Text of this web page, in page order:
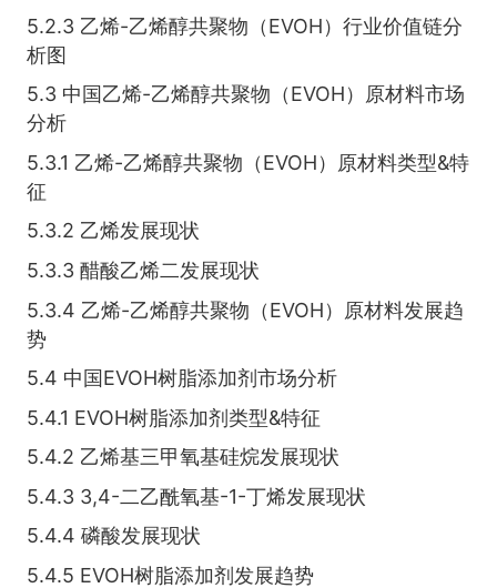
5.2.3 乙烯-乙烯醇共聚物（EVOH）行业价值链分
析图
5.3 中国乙烯-乙烯醇共聚物（EVOH）原材料市场
分析
5.3.1 乙烯-乙烯醇共聚物（EVOH）原材料类型&特
征
5.3.2 乙烯发展现状
5.3.3 醋酸乙烯二发展现状
5.3.4 乙烯-乙烯醇共聚物（EVOH）原材料发展趋
势
5.4 中国EVOH树脂添加剂市场分析
5.4.1 EVOH树脂添加剂类型&特征
5.4.2 乙烯基三甲氧基硅烷发展现状
5.4.3 3,4-二乙酰氧基-1-丁烯发展现状
5.4.4 磷酸发展现状
5.4.5 EVOH树脂添加剂发展趋势